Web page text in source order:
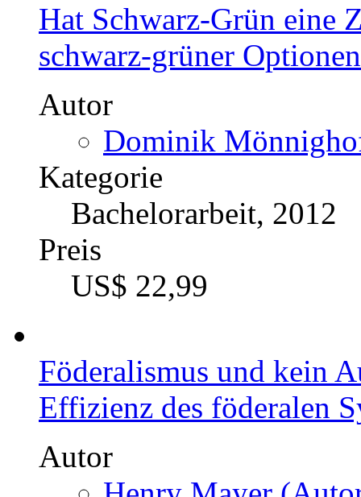
Hat Schwarz-Grün eine
schwarz-grüner Optionen
Autor
Dominik
Kategorie
Bachelorarbeit, 2012
Preis
US$ 22,99
Föderalismus und kein
Effizienz des föderalen
Autor